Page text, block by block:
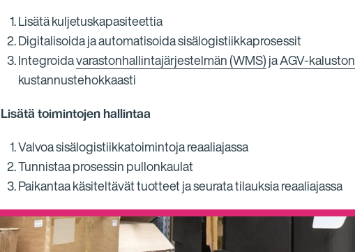
Lisätä kuljetuskapasiteettia
Digitalisoida ja automatisoida sisälogistiikkaprosessit
Integroidavarastonhallintajärjestelmän (WMS)jaAGV-kaluston
kustannustehokkaasti
Lisätä toimintojen hallintaa
Valvoa sisälogistiikkatoimintoja reaaliajassa
Tunnistaa prosessin pullonkaulat
Paikantaa käsiteltävät tuotteet ja seurata tilauksia reaaliajassa